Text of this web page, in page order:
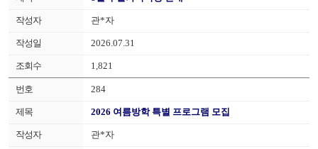
관*자
2026.07.31
1,821
284
2026 여름방학 특별 프로그램 모집
관*자